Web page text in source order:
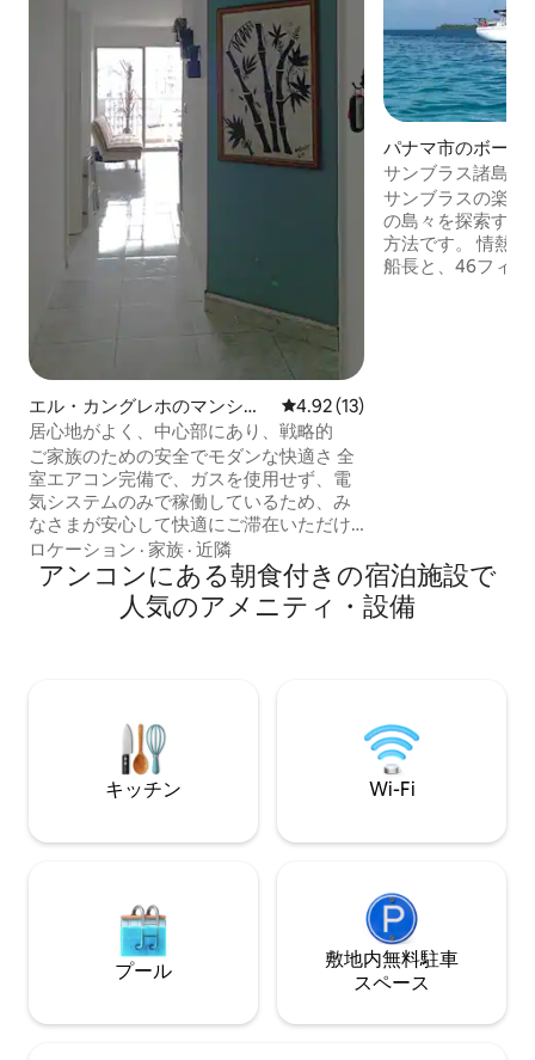
エル・カングレホのマンショ
ン・アパート
レビュー13件、5つ星中4.92つ
4.92 (13)
居心地がよく、中心部にあり、戦略的
ご家族のための安全でモダンな快適さ 全
室エアコン完備で、ガスを使用せず、電
気システムのみで稼働しているため、み
なさまが安心して快適にご滞在いただけ
ます。キッチンには磁気誘導技術が採用
されているため、より効率的かつ安全に
ご利用いただけます。 当宿泊施設では、
お子様の安全を最優先としています。 包
理： 玄関には二重のセキュリティシステ
ム（防犯ドアと金属製の門）が設置され
ています。お子様を連れて旅行する場合
は、バルコニーのドアを閉めたままにし
アメニティ・設備：お子様が楽しめるよ
ス：ベビーカーとベビーキャリアのレン
タルサービスを週あたりわずか20米ドル
で提供しています。
ロケーション · 家族 · 近隣
パナマ市のボート
サンブラス諸島で
グ
サンブラスの楽園
の島々を探索する
方法です。 情熱
船長と、46フィ
アンコンにある朝食付きの宿泊施設で
人気のアメニティ・設備
キッチン Wi-Fi
プール
敷地内無料駐⁠車
ス⁠ペ⁠ー⁠ス